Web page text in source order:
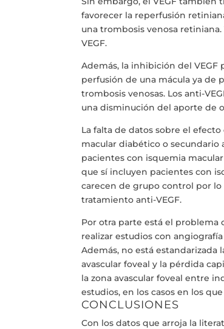
favorecer la reperfusión
una trombosis venosa
VEGF.
Además, la inhibición del
perfusión de una mácula ya de
trombosis venosas. Los anti-
una disminución del aporte de
La falta de datos sobre el
macular diabético o secundario
pacientes con isquemia
que sí incluyen pacientes con
carecen de grupo control por lo
tratamiento anti-VEGF.
Por otra parte está el problema
realizar estudios con
Además, no está
avascular foveal y la pérdida
la zona avascular foveal entre
estudios, en los casos en los
CONCLUSIONES
Con los datos que arroja la